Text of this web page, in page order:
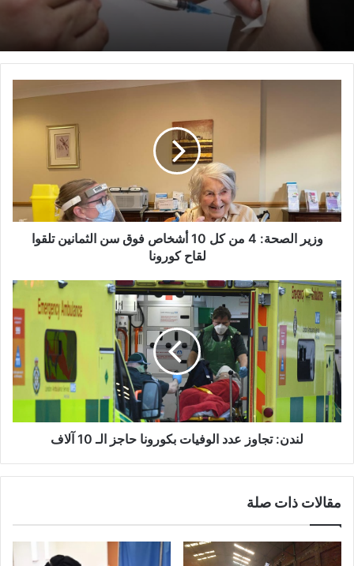
من
فوق
سن
الثمانين
كورونا
وزير الصحة: 4 من كل 10 أشخاص فوق سن الثمانين تلقوا
لقاح كورونا
لندن:
تجاوز
عدد
الوفيات
بكورونا
حاجز
الـ
10
آلاف
لندن: تجاوز عدد الوفيات بكورونا حاجز الـ 10 آلاف
مقالات ذات صلة